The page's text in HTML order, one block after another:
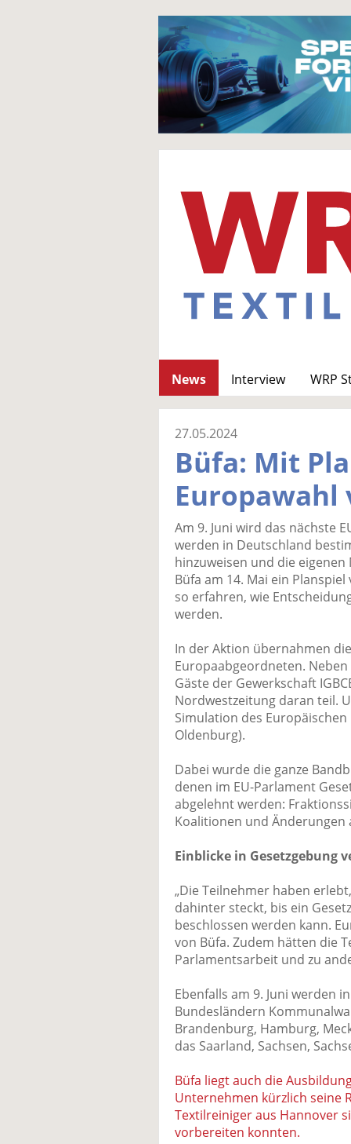
News Interview WRP
27.05.2024
Büfa: Mit
Am 9. Juni wird das nächste
werden in Deutschland
hinzuweisen und die
Büfa am 14. Mai ein
so erfahren, wie
werden.
In der Aktion übernahmen
Europaabgeordneten.
Gäste der Gewerkschaft
Nordwestzeitung daran teil.
Simulation des
Oldenburg).
Dabei wurde die ganze
denen im EU-Parlament
abgelehnt werden:
Koalitionen und Änderungen
Einblicke in Gesetzgebung
„Die Teilnehmer haben
dahinter steckt, bis ein
beschlossen werden kann.
von Büfa. Zudem hätten die
Parlamentsarbeit und zu
Ebenfalls am 9. Juni werden
Bundesländern
Brandenburg, Hamburg,
das Saarland, Sachsen,
Büfa liegt auch die
Unternehmen kürzlich seine
Textilreiniger aus Hannover
vorbereiten konnten.